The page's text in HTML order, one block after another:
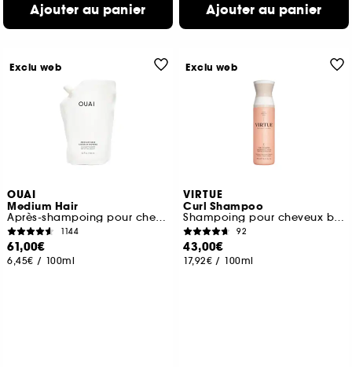
Ajouter au panier Ajouter au panier
OUAI
Medium Hair
Après-shampoing pour cheveux moyens Recharge
1144
61,00€
6,45€ / 100ml
Exclu web
VIRTUE
Curl Shampoo
Shampoing pour cheveux bouclés
92
43,00€
17,92€ / 100ml
Exclu web